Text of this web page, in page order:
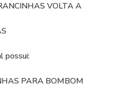
VOLTA A
possui:
PARA BOMBOM